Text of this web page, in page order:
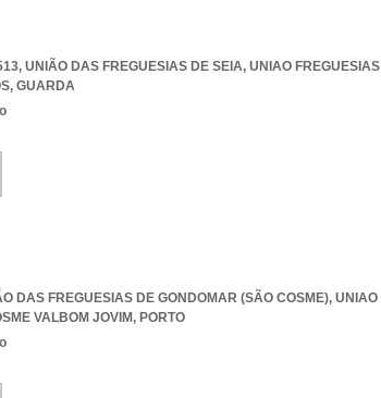
UNIÃO DAS FREGUESIAS DE SEIA, UNIAO FREGUESIAS
, GUARDA
DAS FREGUESIAS DE GONDOMAR (SÃO COSME), UNIAO
VALBOM JOVIM, PORTO